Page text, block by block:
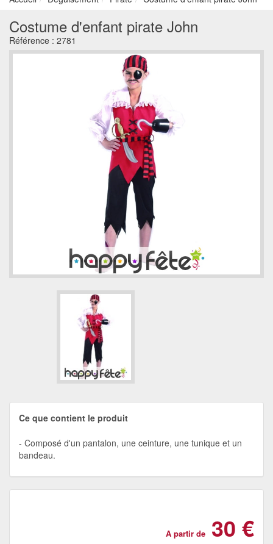
Costume d'enfant pirate John
Référence : 2781
Ce que contient le produit
Composé d'un pantalon, une ceinture, une tunique et un
bandeau.
A partir de 30 €